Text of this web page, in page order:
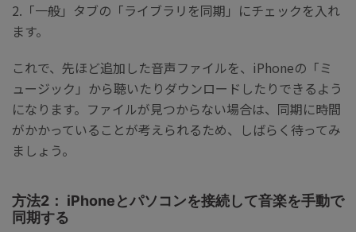
2.「一般」タブの「ライブラリを同期」にチェックを入れ
ます。
これで、先ほど追加した音声ファイルを、iPhoneの「ミ
ュージック」から聴いたりダウンロードしたりできるよう
になります。ファイルが見つからない場合は、同期に時間
がかかっていることが考えられるため、しばらく待ってみ
ましょう。
方法2： iPhoneとパソコンを接続して音楽を手動で
同期する